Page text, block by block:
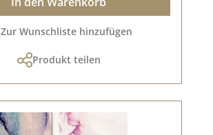
Zur Wunschliste hinzufügen
Produkt teilen